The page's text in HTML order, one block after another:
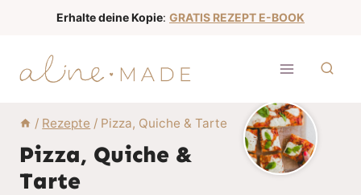
Erhalte deine Kopie: GRATIS REZEPT E-BOOK
/ Rezepte / Pizza, Quiche & Tarte
Pizza, Quiche &
Tarte